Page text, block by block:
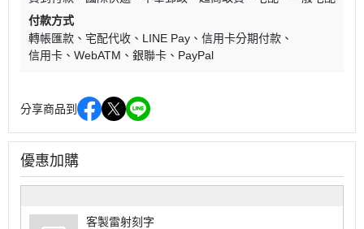
付款方式
轉帳匯款
宅配代收 LINE Pay
信用卡分期付款
信用卡
WebATM 銀聯卡 PayPal
分享商品到
優惠加購
客製雷射刻字